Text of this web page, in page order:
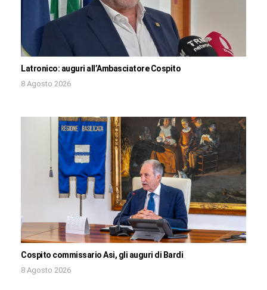
Latronico: auguri all’Ambasciatore Cospito
8 Agosto 2026
Cospito commissario Asi, gli auguri di Bardi
8 Agosto 2026